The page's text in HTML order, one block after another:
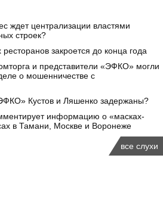
ждет централизации властями
строек?
закроется до конца года
и представители «ЭФКО» могли
о мошенничестве с
Кустов и Ляшенко задержаны?
информацию о «масках-
в Тамани, Москве и Воронеже
все слухи